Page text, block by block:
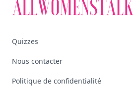
Quizzes
Nous contacter
Politique de confidentialité